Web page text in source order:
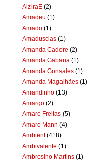
AlziraE (2)
Amadeu (1)
Amado (1)
Amaduscias (1)
Amanda Cadore (2)
Amanda Gabana (1)
Amanda Gonsales (1)
Amanda Magalhães (1)
Amandinho (13)
Amargo (2)
Amaro Freitas (5)
Amaro Mann (4)
Ambient (418)
Ambivalente (1)
Ambrosino Martins (1)